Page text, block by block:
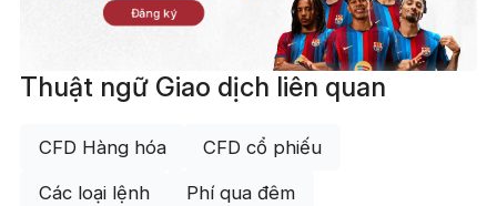
Đăng ký
Thuật ngữ Giao dịch liên quan
CFD Hàng hóa CFD cổ phiếu
Các loại lệnh Phí qua đêm